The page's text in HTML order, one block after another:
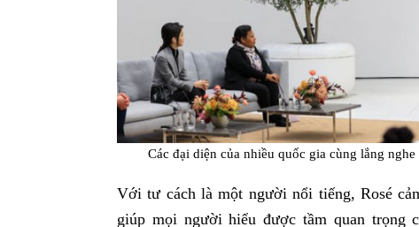
Các đại diện của nhiều quốc gia cùng lắng
Với tư cách là một người nổi tiếng, Rosé
giúp mọi người hiểu được tầm quan trọng